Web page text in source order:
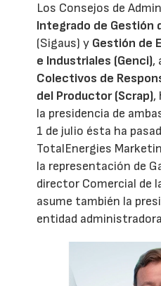
Los Consejos de
Integrado de Gestión
(Sigaus) y Gestión de
e Industriales (Genci),
Colectivos de
del Productor (Scrap),
la presidencia de
1 de julio ésta ha
TotalEnergies
la representación de
director Comercial de
asume también la
entidad